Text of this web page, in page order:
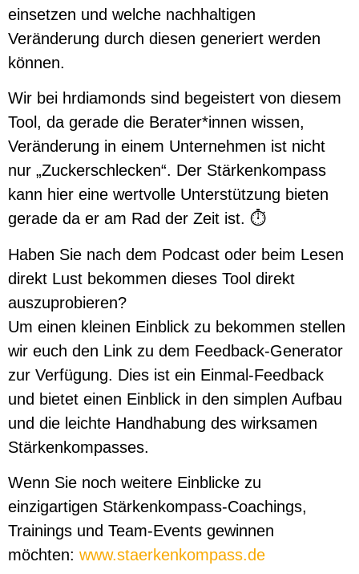
einsetzen und welche nachhaltigen
Veränderung durch diesen generiert werden
können.
Wir bei hrdiamonds sind begeistert von diesem
Tool, da gerade die Berater*innen wissen,
Veränderung in einem Unternehmen ist nicht
nur „Zuckerschlecken“. Der Stärkenkompass
kann hier eine wertvolle Unterstützung bieten
gerade da er am Rad der Zeit ist. ⏱️
Haben Sie nach dem Podcast oder beim Lesen
direkt Lust bekommen dieses Tool direkt
auszuprobieren?
Um einen kleinen Einblick zu bekommen stellen
wir euch den Link zu dem Feedback-Generator
zur Verfügung. Dies ist ein Einmal-Feedback
und bietet einen Einblick in den simplen Aufbau
und die leichte Handhabung des wirksamen
Stärkenkompasses.
Wenn Sie noch weitere Einblicke zu
einzigartigen Stärkenkompass-Coachings,
Trainings und Team-Events gewinnen
möchten: www.staerkenkompass.de